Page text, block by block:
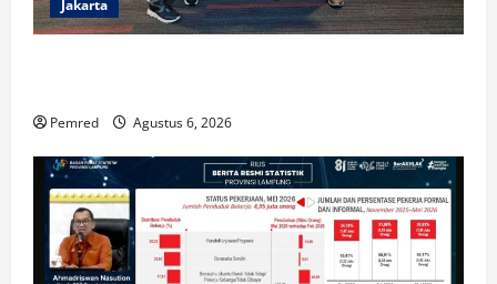
Jakarta
Pemred Agustus 6, 2026